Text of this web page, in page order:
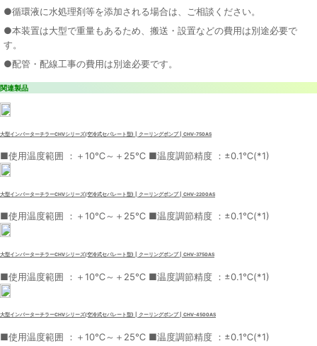
●循環液に水処理剤等を添加される場合は、ご相談ください。
●本装置は大型で重量もあるため、搬送・設置などの費用は別途必要で
す。
●配管・配線工事の費用は別途必要です。
関連製品
大型インバーターチラーCHVシリーズ(空冷式セパレート型) | クーリングポンプ | CHV-750AS
■使用温度範囲 ：＋10℃～＋25℃ ■温度調節精度 ：±0.1℃(*1)
大型インバーターチラーCHVシリーズ(空冷式セパレート型) | クーリングポンプ | CHV-2200AS
■使用温度範囲 ：＋10℃～＋25℃ ■温度調節精度 ：±0.1℃(*1)
大型インバーターチラーCHVシリーズ(空冷式セパレート型) | クーリングポンプ | CHV-3750AS
■使用温度範囲 ：＋10℃～＋25℃ ■温度調節精度 ：±0.1℃(*1)
大型インバーターチラーCHVシリーズ(空冷式セパレート型) | クーリングポンプ | CHV-4500AS
■使用温度範囲 ：＋10℃～＋25℃ ■温度調節精度 ：±0.1℃(*1)